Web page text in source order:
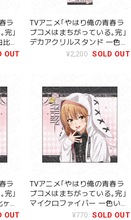
ラ
完｣
ヶ
ョン
OUT
TVアニメ｢やはり俺の青春ラ
ブコメはまちがっている｡完｣
デカアクリルスタンド 一色い
ろは サブカルファッション
¥2,200 SOLD OUT
ラ
完｣
浜
ン
OUT
TVアニメ｢やはり俺の青春ラ
ブコメはまちがっている｡完｣
マイクロファイバー 一色いろ
は サブカルファッション ver.
¥770 SOLD OUT